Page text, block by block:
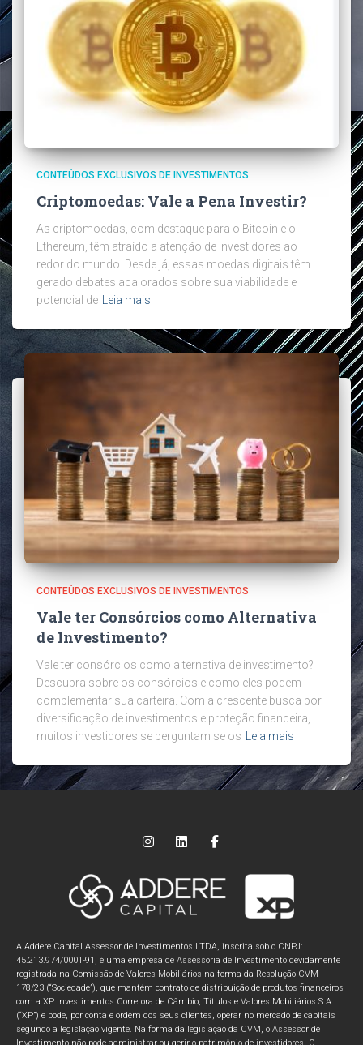
CONTEÚDOS EXCLUSIVOS DE INVESTIMENTOS
Criptomoedas: Vale a Pena Investir?
As criptomoedas, com destaque para o Bitcoin e o
Ethereum, têm atraído a atenção de investidores ao
redor do mundo. Desde já, essas moedas digitais têm
gerado debates acalorados sobre sua viabilidade e
potencial de
Leia mais
CONTEÚDOS EXCLUSIVOS DE INVESTIMENTOS
Vale ter Consórcios como Alternativa
de Investimento?
Vale ter consórcios como alternativa de investimento?
Descubra sobre os consórcios e como eles podem
complementar sua carteira. Com a crescente busca por
diversificação de investimentos e proteção financeira,
muitos investidores se perguntam se os
Leia mais
A Addere Capital Assessor de Investimentos LTDA, inscrita sob o CNPJ:
45.213.974/0001-91, é uma empresa de Assessoria de Investimento devidamente
registrada na Comissão de Valores Mobiliários na forma da Resolução CVM
178/23 (“Sociedade”), que mantém contrato de distribuição de produtos financeiros
com a XP Investimentos Corretora de Câmbio, Títulos e Valores Mobiliários S.A.
(“XP”) e pode, por conta e ordem dos seus clientes, operar no mercado de capitais
segundo a legislação vigente. Na forma da legislação da CVM, o Assessor de
Investimento não pode administrar ou gerir o patrimônio de investidores. O